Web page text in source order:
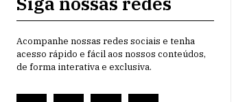
Acompanhe nossas redes sociais e tenha
acesso rápido e fácil aos nossos conteúdos,
de forma interativa e exclusiva.